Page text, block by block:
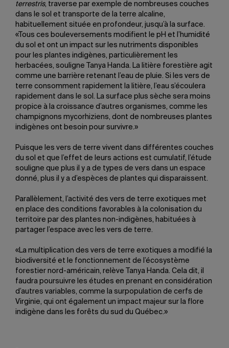
terrestris, traverse par exemple de nombreuses couches
dans le sol et transporte de la terre alcaline,
habituellement située en profondeur, jusqu’à la surface.
«Tous ces bouleversements modifient le pH et l’humidité
du sol et ont un impact sur les nutriments disponibles
pour les plantes indigènes, particulièrement les
herbacées, souligne Tanya Handa. La litière forestière agit
comme une barrière retenant l’eau de pluie. Si les vers de
terre consomment rapidement la litière, l’eau s’écoulera
rapidement dans le sol. La surface plus sèche sera moins
propice à la croissance d’autres organismes, comme les
champignons mycorhiziens, dont de nombreuses plantes
indigènes ont besoin pour survivre.»
Puisque les vers de terre vivent dans différentes couches
du sol et que l’effet de leurs actions est cumulatif, l’étude
souligne que plus il y a de types de vers dans un espace
donné, plus il y a d’espèces de plantes qui disparaissent.
Parallèlement, l’activité des vers de terre exotiques met
en place des conditions favorables à la colonisation du
territoire par des plantes non-indigènes, habituées à
partager l’espace avec les vers de terre.
«La multiplication des vers de terre exotiques a modifié la
biodiversité et le fonctionnement de l’écosystème
forestier nord-américain, relève Tanya Handa. Cela dit, il
faudra poursuivre les études en prenant en considération
d’autres variables, comme la surpopulation de cerfs de
Virginie, qui ont également un impact majeur sur la flore
indigène dans les forêts du sud du Québec.»